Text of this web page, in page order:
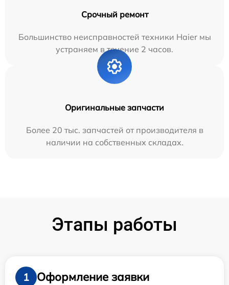
Срочный ремонт
Большинство неисправностей техники Haier мы
устраняем в течение 2 часов.
Оригинальные запчасти
Более 20 тыс. запчастей от производителя в
наличии на собственных складах.
Этапы работы
1
Оформление заявки